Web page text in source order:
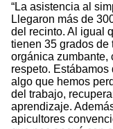
“La asistencia al
Llegaron más de
del recinto. Al igual
tienen 35 grados de
orgánica zumbante,
respeto.
algo que hemos
del trabajo,
aprendizaje.
apicultores